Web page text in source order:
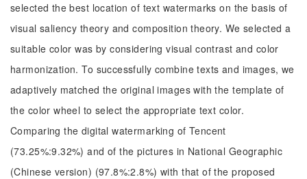
selected the best location of text watermarks on the basis of
visual saliency theory and composition theory. We selected a
suitable color was by considering visual contrast and color
harmonization. To successfully combine texts and images, we
adaptively matched the original images with the template of
the color wheel to select the appropriate text color.
Comparing the digital watermarking of Tencent
(73.25%:9.32%) and of the pictures in National Geographic
(Chinese version) (97.8%:2.8%) with that of the proposed